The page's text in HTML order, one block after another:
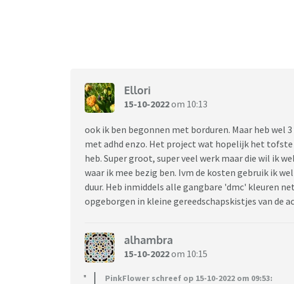
Ellori
15-10-2022om 10:13
ook ik ben begonnen met borduren. Maar heb wel
met adhd enzo. Het project wat hopelijk het
heb. Super groot, super veel werk maar die wil ik
waar ik mee bezig ben. Ivm de kosten gebruik ik
duur. Heb inmiddels alle gangbare 'dmc' kleuren
opgeborgen in kleine gereedschapskistjes van de
alhambra
15-10-2022om 10:15
PinkFlower schreef op 15-10-2022 om 09:53: